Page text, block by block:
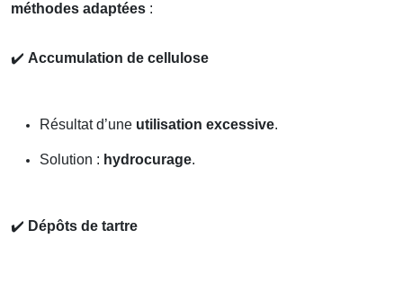
méthodes adaptées :
✔️ Accumulation de cellulose
Résultat d’une utilisation excessive.
Solution : hydrocurage.
✔️ Dépôts de tartre